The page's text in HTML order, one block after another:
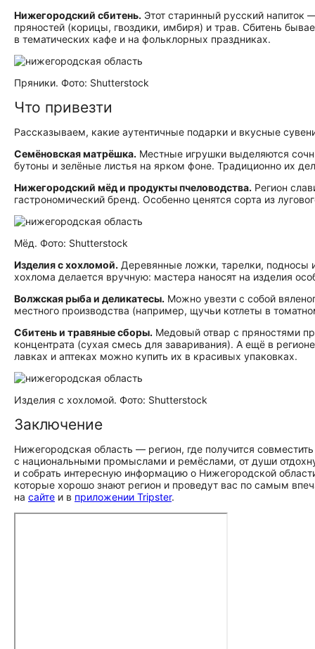
Нижегородский сбитень. Этот старинный русский напиток
пряностей (корицы, гвоздики, имбиря) и трав. Сбитень
в тематических кафе и на фольклорных праздниках.
Пряники. Фото: Shutterstock
Что привезти
Рассказываем, какие аутентичные подарки и вкусные
Семёновская матрёшка. Местные игрушки выделяются
бутоны и зелёные листья на ярком фоне. Традиционно их
Нижегородский мёд и продукты пчеловодства. Регион
гастрономический бренд. Особенно ценятся сорта из
Мёд. Фото: Shutterstock
Изделия с хохломой. Деревянные ложки, тарелки,
хохлома делается вручную: мастера наносят на изделия
Волжская рыба и деликатесы. Можно увезти с собой
местного производства (например, щучьи котлеты в
Сбитень и травяные сборы. Медовый отвар с пряностями
концентрата (сухая смесь для заваривания). А ещё в
лавках и аптеках можно купить их в красивых упаковках.
Изделия с хохломой. Фото: Shutterstock
Заключение
Нижегородская область — регион, где получится
с национальными промыслами и ремёслами, от души
и собрать интересную информацию о Нижегородской
которые хорошо знают регион и проведут вас по самым
на сайте и в приложении Tripster.